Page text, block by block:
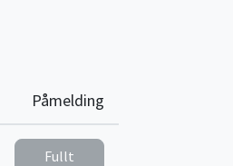
Påmelding
Fullt